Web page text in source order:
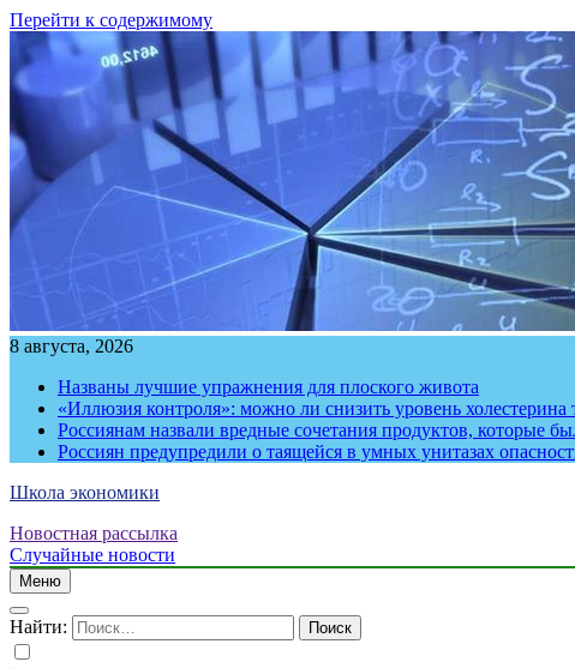
Перейти к содержимому
8 августа, 2026
Названы лучшие упражнения для плоского живота
«Иллюзия контроля»: можно ли снизить уровень
Россиянам назвали вредные сочетания продуктов, которые
Россиян предупредили о таящейся в умных унитазах
Школа экономики
Новостная рассылка
Случайные новости
Меню
Найти: